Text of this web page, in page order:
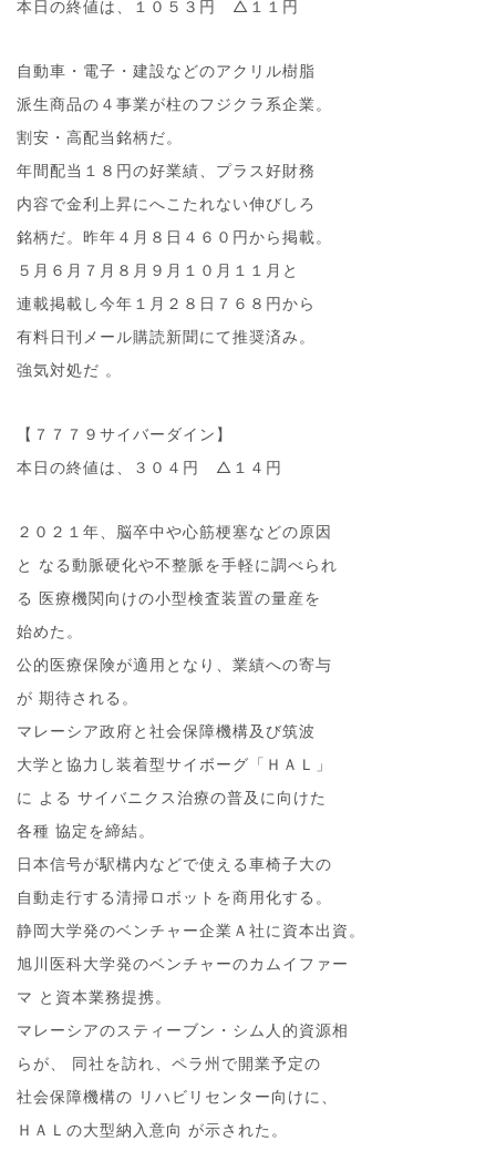
本日の終値は、１０５３円 △１１円
自動車・電子・建設などのアクリル樹脂
派生商品の４事業が柱のフジクラ系企業。
割安・高配当銘柄だ。
年間配当１８円の好業績、プラス好財務
内容で金利上昇にへこたれない伸びしろ
銘柄だ。昨年４月８日４６０円から掲載。
５月６月７月８月９月１０月１１月と
連載掲載し今年１月２８日７６８円から
有料日刊メール購読新聞にて推奨済み。
強気対処だ 。
【７７７９サイバーダイン】
本日の終値は、３０４円 △１４円
２０２１年、脳卒中や心筋梗塞などの原因
と なる動脈硬化や不整脈を手軽に調べられ
る 医療機関向けの小型検査装置の量産を
始めた。
公的医療保険が適用となり、業績への寄与
が 期待される。
マレーシア政府と社会保障機構及び筑波
大学と協力し装着型サイボーグ「ＨＡＬ」
に よる サイバニクス治療の普及に向けた
各種 協定を締結。
日本信号が駅構内などで使える車椅子大の
自動走行する清掃ロボットを商用化する。
静岡大学発のベンチャー企業Ａ社に資本出資。
旭川医科大学発のベンチャーのカムイファー
マ と資本業務提携。
マレーシアのスティーブン・シム人的資源相
らが、 同社を訪れ、ペラ州で開業予定の
社会保障機構の リハビリセンター向けに、
ＨＡＬの大型納入意向 が示された。